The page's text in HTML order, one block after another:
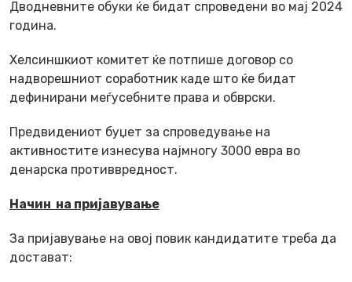
Дводневните обуки ќе бидат спроведени во мај 2024
година.
Хелсиншкиот комитет ќе потпише договор со
надворешниот соработник каде што ќе бидат
дефинирани меѓусебните права и обврски.
Предвидениот буџет за спроведување на
активностите изнесува најмногу 3000 евра во
денарска противвредност.
Начин на пријавување
За пријавување на овој повик кандидатите треба да
достават: